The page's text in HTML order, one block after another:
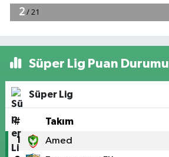
Süper Lig Puan Durumu
Süper Lig
# Takım
1 Amed